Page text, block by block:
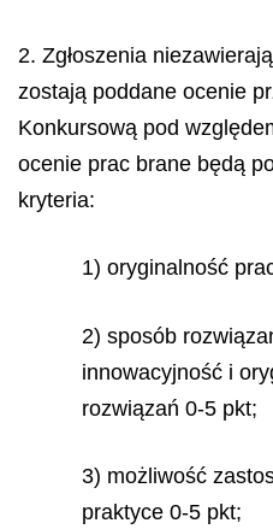
2. Zgłoszenia
zostają poddane ocenie
Konkursową pod
ocenie prac brane będą
kryteria:
1) oryginalność
2) sposób
innowacyjność i
rozwiązań 0-5 pkt;
3) możliwość
praktyce 0-5 pkt;